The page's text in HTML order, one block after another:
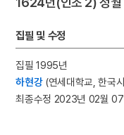
8 광복절 노래
10 김진옥전
1
세종
집필 및 수정
집필 1995년
하현강 (연세대학교, 한국
최종수정 2023년 02월